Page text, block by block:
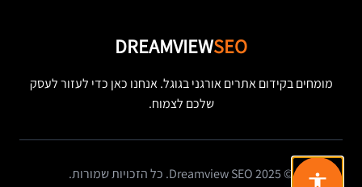
DREAMVIEWSEO
מומחים בקידום אתרים אורגני בגוגל. אנחנו כאן כדי לעזור לעסק
שלכם לצמוח.
© 2025 Dreamview SEO. כל הזכויות שמורות.